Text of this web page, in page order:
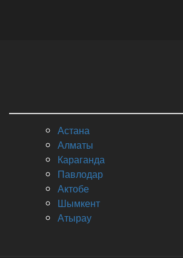
Астана
Алматы
Караганда
Павлодар
Актобе
Шымкент
Атырау